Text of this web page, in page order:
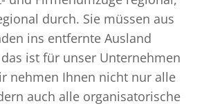
durch. Sie müssen aus
ins entfernte Ausland
ist für unser Unternehmen
nehmen Ihnen nicht nur alle
auch alle organisatorische